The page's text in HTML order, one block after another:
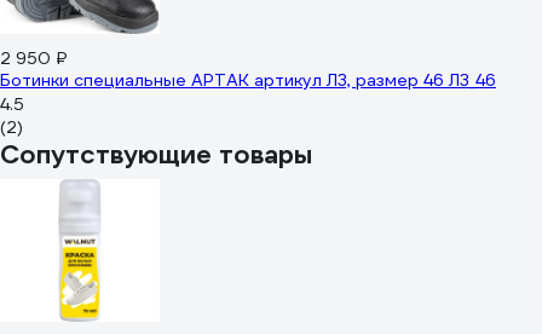
2 950 ₽
Ботинки специальные АРТАК артикул Л3, размер 46 Л3_46
4.5
(2)
Сопутствующие товары